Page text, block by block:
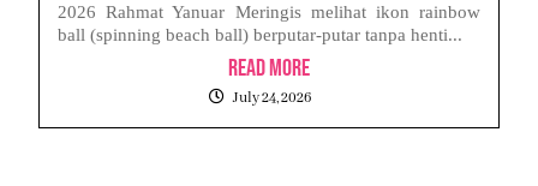
2026 Rahmat Yanuar Meringis melihat ikon rainbow
ball (spinning beach ball) berputar-putar tanpa henti...
Read More
July 24, 2026